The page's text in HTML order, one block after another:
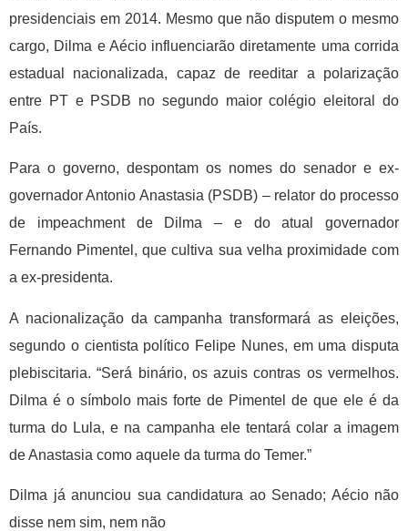
presidenciais em 2014. Mesmo que não disputem o mesmo
cargo, Dilma e Aécio influenciarão diretamente uma corrida
estadual nacionalizada, capaz de reeditar a polarização
entre PT e PSDB no segundo maior colégio eleitoral do
País.
Para o governo, despontam os nomes do senador e ex-
governador Antonio Anastasia (PSDB) – relator do processo
de impeachment de Dilma – e do atual governador
Fernando Pimentel, que cultiva sua velha proximidade com
a ex-presidenta.
A nacionalização da campanha transformará as eleições,
segundo o cientista político Felipe Nunes, em uma disputa
plebiscitaria. “Será binário, os azuis contras os vermelhos.
Dilma é o símbolo mais forte de Pimentel de que ele é da
turma do Lula, e na campanha ele tentará colar a imagem
de Anastasia como aquele da turma do Temer.”
Dilma já anunciou sua candidatura ao Senado; Aécio não
disse nem sim, nem não